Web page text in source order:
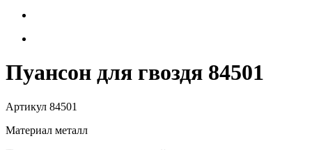
Пуансон для гвоздя 84501
Артикул 84501
Материал металл